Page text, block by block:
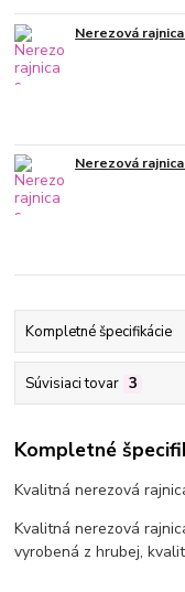
Nerezová
Nerezová
Kompletné špecifikácie
Súvisiaci tovar 3
Kompletné
Kvalitná nerezová
Kvalitná nerezová
vyrobená z hrubej,